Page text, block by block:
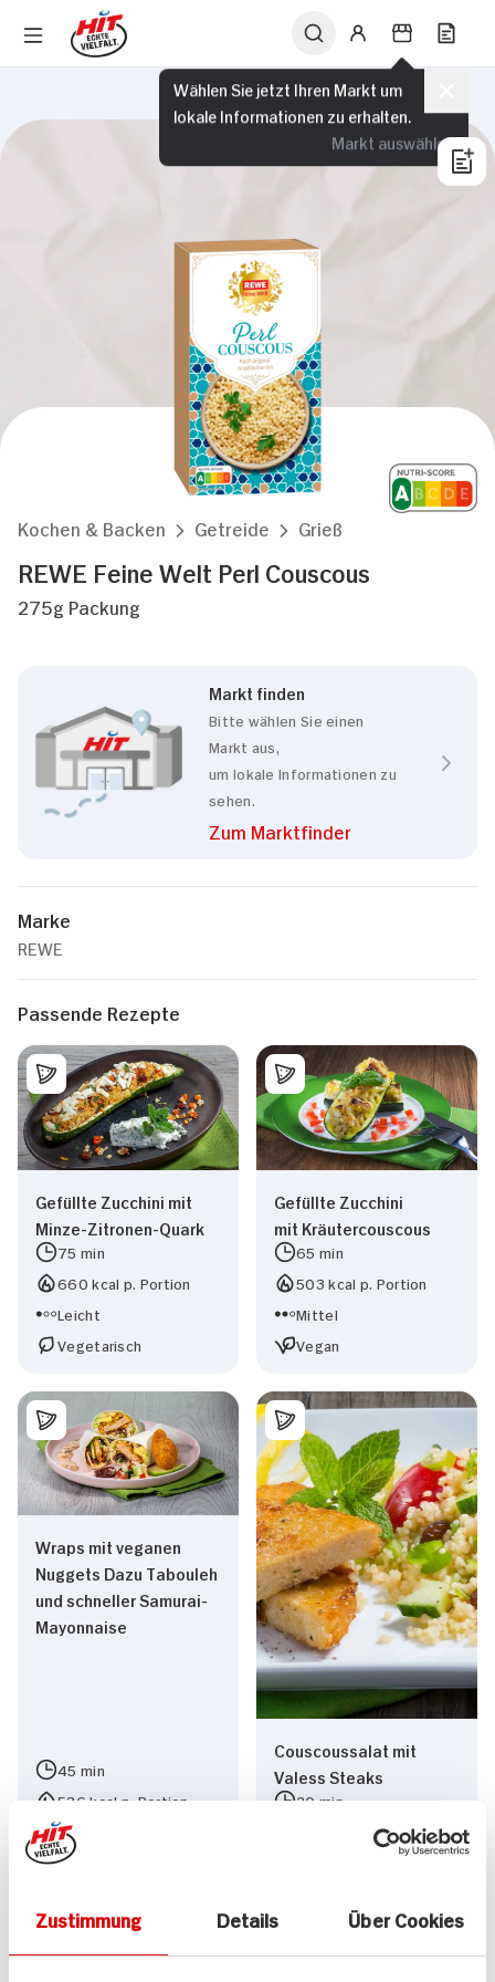
Zustimmung Details Über Cookies
Wählen Sie jetzt Ihren Markt um
lokale Informationen zu erhalten.
Markt auswählen
Kochen & Backen Getreide Grieß
REWE Feine Welt Perl Couscous
275g Packung
Markt finden
Bitte wählen Sie einen
Markt aus,
um lokale Informationen zu
sehen.
Zum Marktfinder
Marke
REWE
Passende Rezepte
Gefüllte Zucchini mit
Minze-Zitronen-Quark
75 min
660 kcal p. Portion
Leicht
Vegetarisch
Gefüllte Zucchini
mit Kräutercouscous
65 min
503 kcal p. Portion
Mittel
Vegan
Wraps mit veganen
Nuggets Dazu Tabouleh
und schneller Samurai-
Mayonnaise
45 min
536 kcal p. Portion
Leicht
Vegan
Couscoussalat mit
Valess Steaks
20 min
557 kcal p. Portion